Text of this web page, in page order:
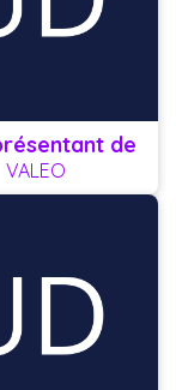
de
VALEO